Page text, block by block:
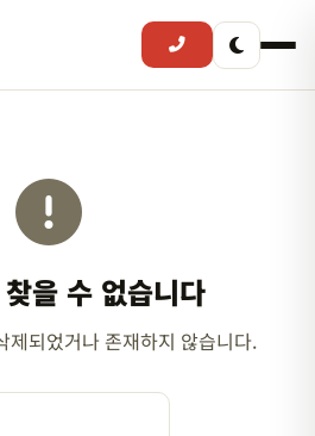
을 수 없습니다
제되었거나 존재하지 않습니다.